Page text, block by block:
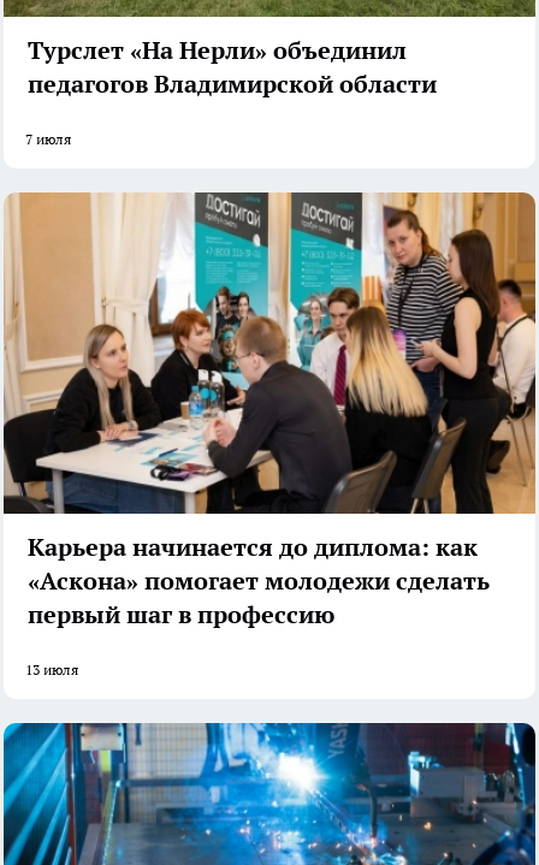
Турслет «На Нерли» объединил
педагогов Владимирской области
7 июля
Карьера начинается до диплома: как
«Аскона» помогает молодежи сделать
первый шаг в профессию
13 июля